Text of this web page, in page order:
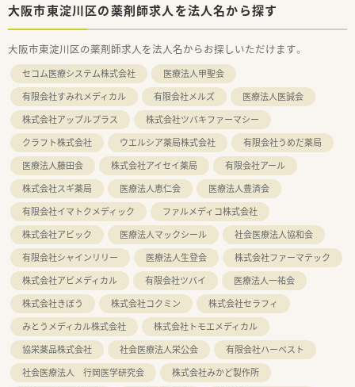
大阪市東淀川区の薬剤師求人を法人名から探す
大阪市東淀川区の薬剤師求人を法人名からお探しいただけます。
セコム医療システム株式会社
医療法人甲聖会
有限会社すみれメディカル
有限会社メルズ
医療法人医誠会
株式会社アップルプラス
株式会社ツバキファーマシー
クラフト株式会社
ウエルシア薬局株式会社
有限会社うめだ薬局
医療法人藤田会
株式会社アイセイ薬局
有限会社アール
株式会社スギ薬局
医療法人恵仁会
医療法人豊済会
有限会社イマトクメディック
ファルメディコ株式会社
株式会社アビック
医療法人マックシール
社会医療法人協和会
有限会社シャインリリー
医療法人生登会
株式会社ファーマテック
株式会社アビメディカル
有限会社ツバイ
医療法人一祐会
株式会社きぼう
株式会社コクミン
株式会社セラフィ
みとうメディカル株式会社
株式会社トモエメディカル
協栄薬品株式会社
社会医療法人栄公会
有限会社ハーベスト
社会医療法人 行岡医学研究会
株式会社みかど製作所